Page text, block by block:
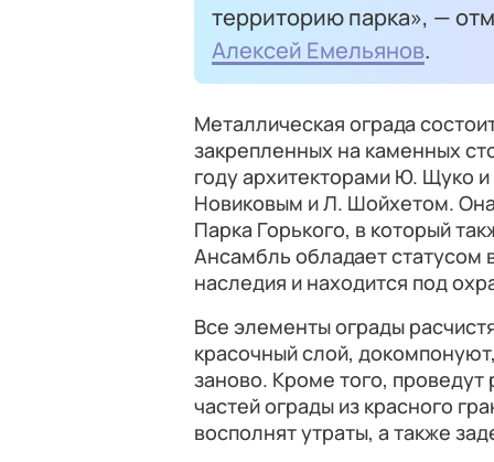
территорию парка», —
Алексей Емельянов.
Металлическая ограда
закрепленных на каменных
году архитекторами Ю. Щуко
Новиковым и Л. Шойхетом. Она
Парка Горького, в который
Ансамбль обладает статусом
наследия и находится под
Все элементы ограды
красочный слой,
заново. Кроме того,
частей ограды из красного
восполнят утраты, а также